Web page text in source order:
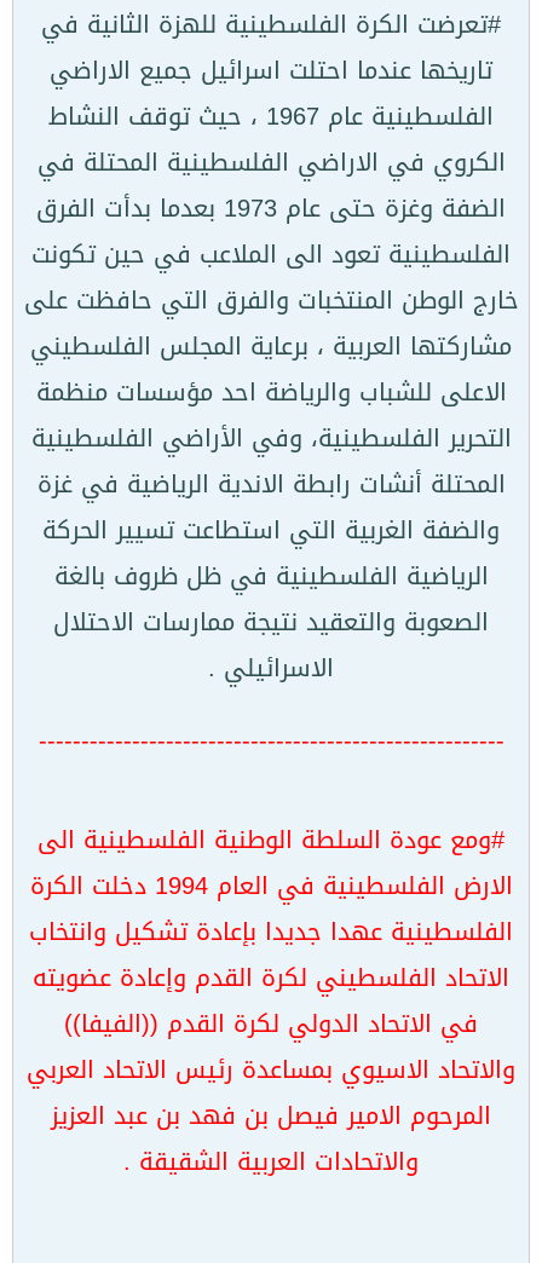
#تعرضت الكرة الفلسطينية للهزة الثانية في
تاريخها عندما احتلت اسرائيل جميع الاراضي
الفلسطينية عام 1967 ، حيث توقف النشاط
الكروي في الاراضي الفلسطينية المحتلة في
الضفة وغزة حتى عام 1973 بعدما بدأت الفرق
الفلسطينية تعود الى الملاعب في حين تكونت
خارج الوطن المنتخبات والفرق التي حافظت على
مشاركتها العربية ، برعاية المجلس الفلسطيني
الاعلى للشباب والرياضة احد مؤسسات منظمة
التحرير الفلسطينية، وفي الأراضي الفلسطينية
المحتلة أنشات رابطة الاندية الرياضية في غزة
والضفة الغربية التي استطاعت تسيير الحركة
الرياضية الفلسطينية في ظل ظروف بالغة
الصعوبة والتعقيد نتيجة ممارسات الاحتلال
الاسرائيلي .
-------------------------------------------------------
#ومع عودة السلطة الوطنية الفلسطينية الى
الارض الفلسطينية في العام 1994 دخلت الكرة
الفلسطينية عهدا جديدا بإعادة تشكيل وانتخاب
الاتحاد الفلسطيني لكرة القدم وإعادة عضويته
في الاتحاد الدولي لكرة القدم ((الفيفا))
والاتحاد الاسيوي بمساعدة رئيس الاتحاد العربي
المرحوم الامير فيصل بن فهد بن عبد العزيز
والاتحادات العربية الشقيقة .